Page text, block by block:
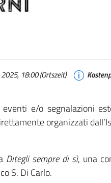
18:00 (Ortszeit)
e/o segnalazioni
organizzati
Ditegli sempre di sì, una
S. Di Carlo.